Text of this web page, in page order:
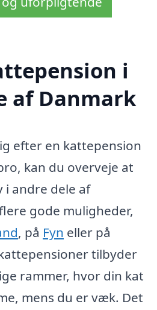
i
af Danmark
efter en kattepension
kan du overveje at
andre dele af
gode muligheder,
, på Fyn eller på
tilbyder
rammer, hvor din kat
mens du er væk. Det